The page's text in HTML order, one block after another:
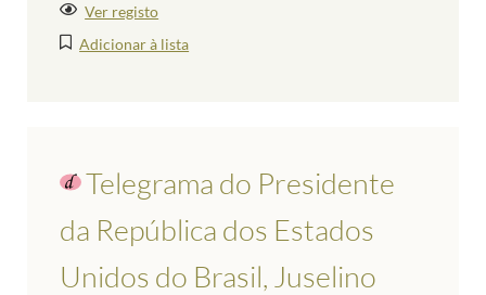
Ver registo
Adicionar à lista
Telegrama do Presidente
da República dos Estados
Unidos do Brasil, Juselino